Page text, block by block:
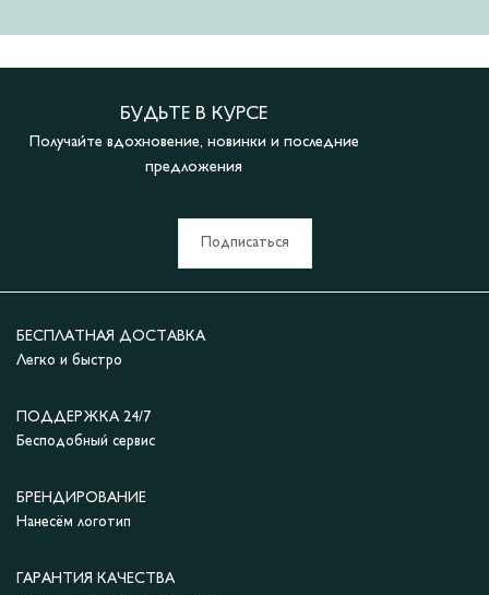
БУДЬТЕ В КУРСЕ
Получайте вдохновение, новинки и последние
предложения
Подписаться
БЕСПЛАТНАЯ ДОСТАВКА
Легко и быстро
ПОДДЕРЖКА 24/7
Бесподобный сервис
БРЕНДИРОВАНИЕ
Нанесём логотип
ГАРАНТИЯ КАЧЕСТВА